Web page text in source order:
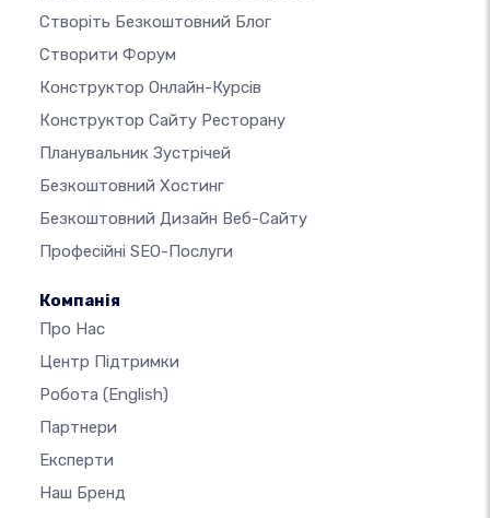
Створіть Безкоштовний Блог
Створити Форум
Конструктор Онлайн-Курсів
Конструктор Сайту Ресторану
Планувальник Зустрічей
Безкоштовний Хостинг
Безкоштовний Дизайн Веб-Сайту
Професійні SEO-Послуги
Компанія
Про Нас
Центр Підтримки
Робота (English)
Партнери
Експерти
Наш Бренд